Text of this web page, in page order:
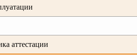
аттестации